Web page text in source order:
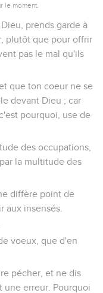
le moment.
prends garde à
plutôt que pour offrir
pas le mal qu'ils
que ton coeur ne se
devant Dieu ; car
pourquoi, use de
des occupations,
la multitude des
diffère point de
aux insensés.
voeux, que d'en
pécher, et ne dis
une erreur. Pourquoi